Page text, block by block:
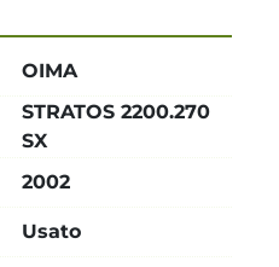
OIMA
STRATOS 2200.270
SX
2002
Usato